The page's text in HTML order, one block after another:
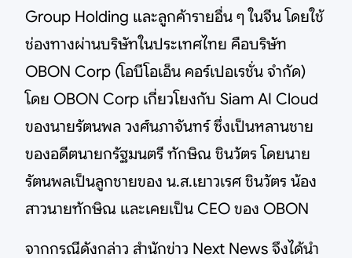
Group Holding และลูกค้ารายอื่น ๆ ในจีน โดยใช้
ช่องทางผ่านบริษัทในประเทศไทย คือบริษัท
OBON Corp (โอบีโอเอ็น คอร์เปอเรชั่น จำกัด)
โดย OBON Corp เกี่ยวโยงกับ Siam AI Cloud
ของนายรัตนพล วงศ์นภาจันทร์ ซึ่งเป็นหลานชาย
ของอดีตนายกรัฐมนตรี ทักษิณ ชินวัตร โดยนาย
รัตนพลเป็นลูกชายของ น.ส.เยาวเรศ ชินวัตร น้อง
สาวนายทักษิณ และเคยเป็น CEO ของ OBON
จากกรณีดังกล่าว สำนักข่าว Next News จึงได้นำ